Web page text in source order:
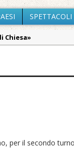
SPETTACOLI
Chiesa»
dopo i controlli
euro per il
di calamità
per il secondo